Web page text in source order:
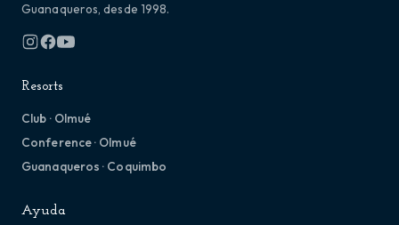
Guanaqueros, desde 1998.
Resorts
Club · Olmué
Conference · Olmué
Guanaqueros · Coquimbo
Ayuda